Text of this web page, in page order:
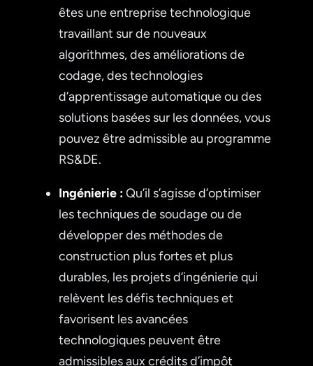
êtes une entreprise technologique
travaillant sur de nouveaux
algorithmes, des améliorations de
codage, des technologies
d’apprentissage automatique ou des
solutions basées sur les données, vous
pouvez être admissible au programme
RS&DE.
Ingénierie :Qu’il s’agisse d’optimiser
les techniques de soudage ou de
développer des méthodes de
construction plus fortes et plus
durables, les projets d’ingénierie qui
relèvent les défis techniques et
favorisent les avancées
technologiques peuvent être
admissibles aux crédits d’impôt